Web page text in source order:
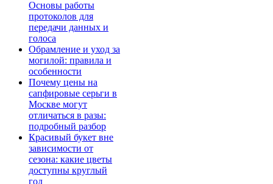
Основы работы
протоколов для
передачи данных и
голоса
Обрамление и уход за
могилой: правила и
особенности
Почему цены на
сапфировые серьги в
Москве могут
отличаться в разы:
подробный разбор
Красивый букет вне
зависимости от
сезона: какие цветы
доступны круглый
год